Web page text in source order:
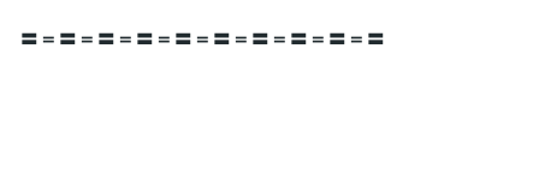
〓＝〓＝〓＝〓＝〓＝〓＝〓＝〓＝〓＝〓